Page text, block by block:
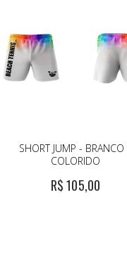
SHORT JUMP - BRANCO
COLORIDO
R$ 105,00